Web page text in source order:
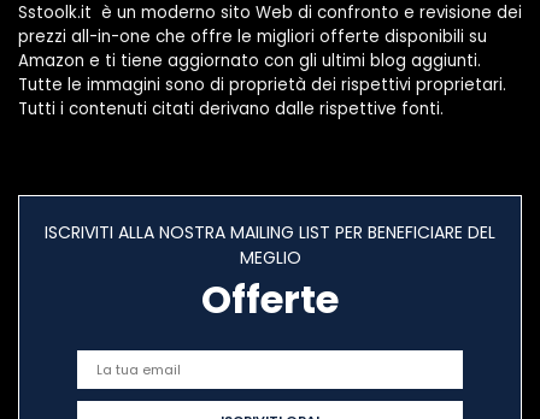
Sstoolk.it è un moderno sito Web di confronto e revisione dei
prezzi all-in-one che offre le migliori offerte disponibili su
Amazon e ti tiene aggiornato con gli ultimi blog aggiunti.
Tutte le immagini sono di proprietà dei rispettivi proprietari.
Tutti i contenuti citati derivano dalle rispettive fonti.
ISCRIVITI ALLA NOSTRA MAILING LIST PER BENEFICIARE DEL
MEGLIO
Offerte